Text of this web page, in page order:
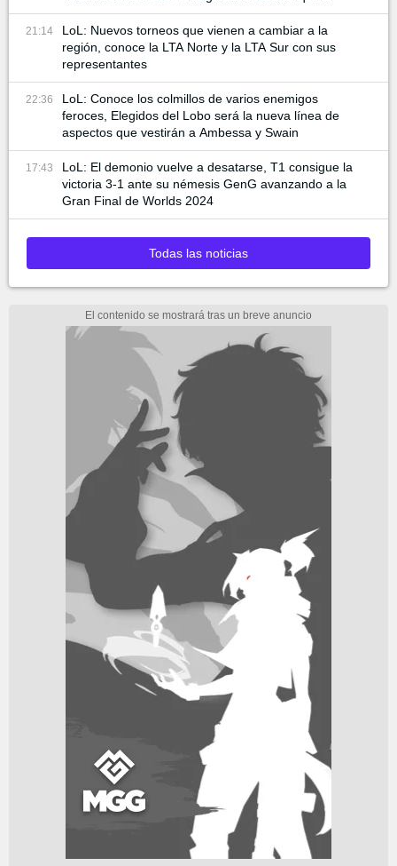
21:14
LoL: Nuevos torneos que vienen a cambiar a la
región, conoce la LTA Norte y la LTA Sur con sus
representantes
22:36
LoL: Conoce los colmillos de varios enemigos
feroces, Elegidos del Lobo será la nueva línea de
aspectos que vestirán a Ambessa y Swain
17:43
LoL: El demonio vuelve a desatarse, T1 consigue la
victoria 3-1 ante su némesis GenG avanzando a la
Gran Final de Worlds 2024
Todas las noticias